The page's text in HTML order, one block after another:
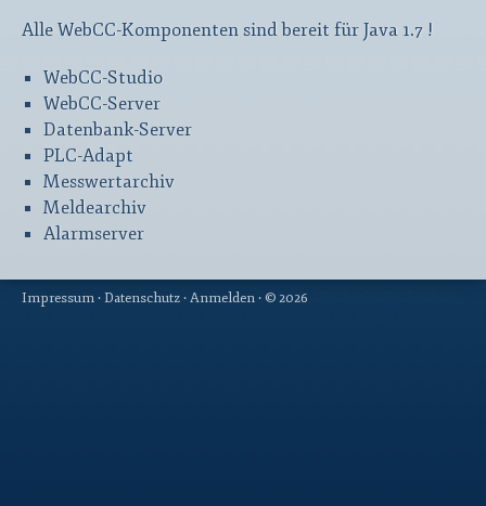
Alle WebCC-Komponenten sind bereit für Java 1.7 !
WebCC-Studio
WebCC-Server
Datenbank-Server
PLC-Adapt
Messwertarchiv
Meldearchiv
Alarmserver
Impressum ·Datenschutz ·Anmelden·© 2026